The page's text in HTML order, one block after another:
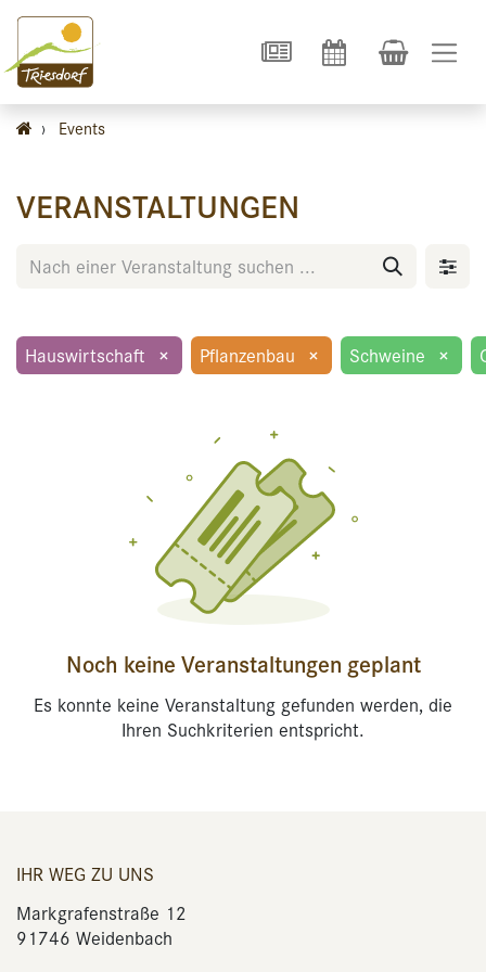
› Events
VERANSTALTUNGEN
Hauswirtschaft × Pflanzenbau × Schweine ×
Noch keine Veranstaltungen geplant
Es konnte keine Veranstaltung gefunden werden, die
Ihren Suchkriterien entspricht.
IHR WEG ZU UNS
Markgrafenstraße 12
91746 Weidenbach